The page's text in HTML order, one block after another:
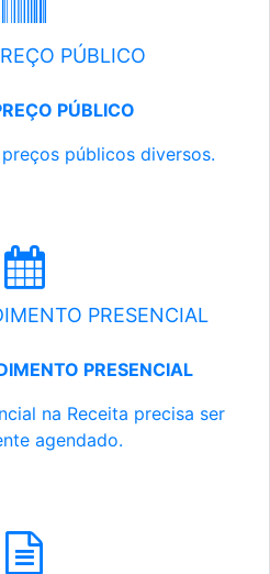
PÚBLICO
PÚBLICO
públicos diversos.
PRESENCIAL
PRESENCIAL
na Receita precisa ser
agendado.